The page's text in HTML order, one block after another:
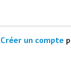
Créer un compte